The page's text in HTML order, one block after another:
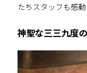
たちスタッフも感
神聖な三三九度